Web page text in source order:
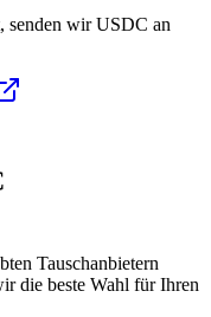
senden wir USDC an
Tauschanbietern
die beste Wahl für Ihren